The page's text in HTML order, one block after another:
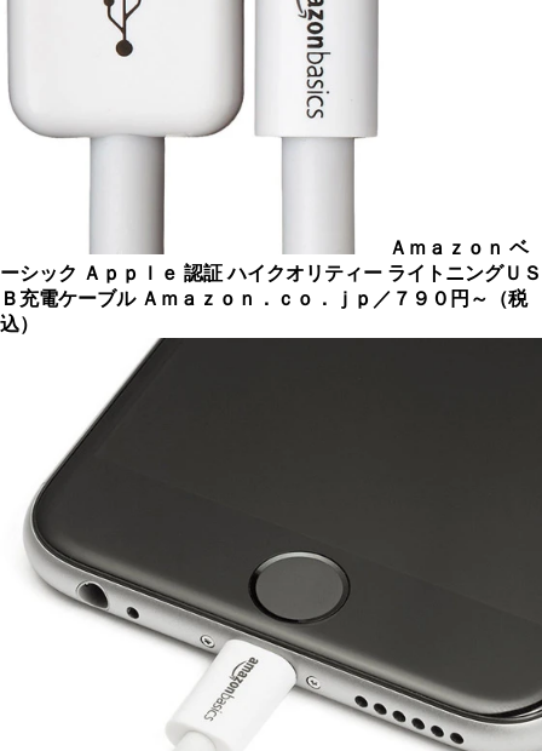
Ａｍａｚｏｎ ベ
ーシック Ａｐｐｌｅ 認証 ハイクオリティー ライトニングＵＳ
Ｂ充電ケーブルＡｍａｚｏｎ．ｃｏ．ｊｐ／７９０円～（税
込）